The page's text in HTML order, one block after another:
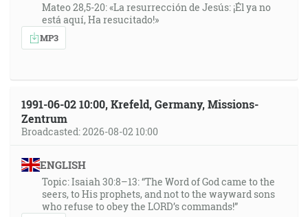
Mateo 28,5-20: «La resurrección de Jesús: ¡Él ya no
está aquí, Ha resucitado!»
MP3
1991-06-02 10:00, Krefeld, Germany, Missions-
Zentrum
Broadcasted: 2026-08-02 10:00
ENGLISH
Topic: Isaiah 30:8–13: “The Word of God came to the
seers, to His prophets, and not to the wayward sons
who refuse to obey the LORD’s commands!”